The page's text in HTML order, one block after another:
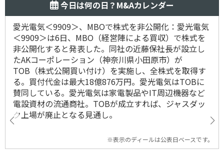
今日は何の日？M&Aカレンダー
愛光電気＜9909＞、MBOで株式を非公開化：愛光電気
＜9909＞は6日、MBO（経営陣による買収）で株式を
非公開化すると発表した。同社の近藤保社長が設立し
たAKコーポレーション（神奈川県小田原市）が
TOB（株式公開買い付け）を実施し、全株式を取得す
る。買付代金は最大18億876万円。愛光電気はTOBに
賛同している。愛光電気は家電製品やIT周辺機器など
電設資材の流通商社。TOBが成立すれば、ジャスダッ
ク上場が廃止となる見通し。
※表示のディールは公表日ベースです。